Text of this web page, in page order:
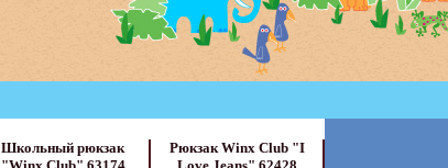
Школьный рюкзак
Рюкзак Winx Club "I